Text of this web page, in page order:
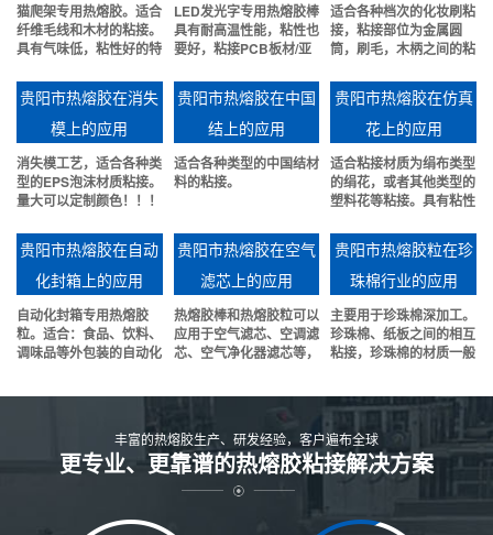
猫爬架专用热熔胶。适合
纤维毛线和木材的粘接。
具有气味低，粘性好的特
LED发光字专用热熔胶棒
具有耐高温性能，粘性也
要好，粘接PCB板材/亚
适合各种档次的化妆刷粘
接，粘接部位为金属圆
筒，刷毛，木柄之间的粘
贵阳市热熔胶在消失
模上的应用
消失模工艺，适合各种类
型的EPS泡沫材质粘接。
量大可以定制颜色！！！
贵阳市热熔胶在中国
结上的应用
适合各种类型的中国结材
料的粘接。
贵阳市热熔胶在仿真
花上的应用
适合粘接材质为绢布类型
的绢花，或者其他类型的
塑料花等粘接。具有粘性
贵阳市热熔胶在自动
化封箱上的应用
自动化封箱专用热熔胶
粒。适合：食品、饮料、
调味品等外包装的自动化
贵阳市热熔胶在空气
滤芯上的应用
热熔胶棒和热熔胶粒可以
应用于空气滤芯、空调滤
芯、空气净化器滤芯等，
贵阳市热熔胶粒在珍
珠棉行业的应用
主要用于珍珠棉深加工。
珍珠棉、纸板之间的相互
粘接，珍珠棉的材质一般
以粘接的。
丰富的热熔胶生产、研发经验，客户遍布全球
更专业、更靠谱的热熔胶粘接解决方案